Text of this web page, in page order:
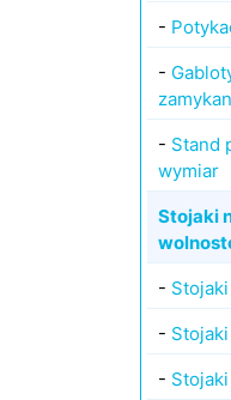
-
-
- Stand
wymiar
Stojaki
-
-
-